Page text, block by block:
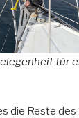
für
die Reste